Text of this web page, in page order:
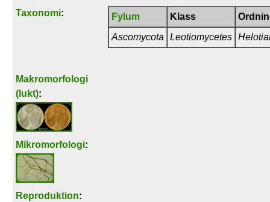
Taxonomi: Fylum Klass
Ascomycota
Leotiomycetes
Makromorfologi
(lukt):
Mikromorfologi:
Reproduktion: